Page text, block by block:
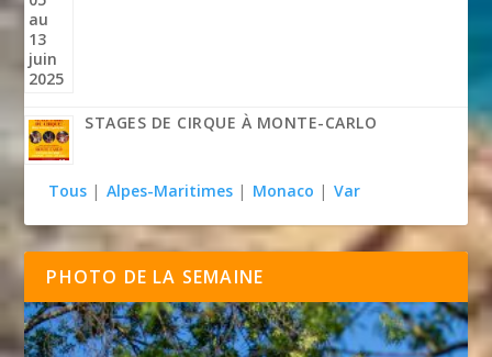
STAGES DE CIRQUE À MONTE-CARLO
Tous | Alpes-Maritimes | Monaco | Var
PHOTO DE LA SEMAINE